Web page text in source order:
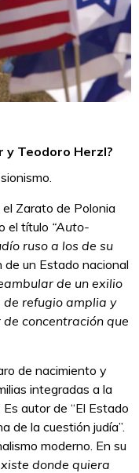
y Teodoro Herzl?
Zarato de Polonia
el título “Auto-
ruso a los de su
un Estado nacional
de un exilio
refugio amplia y
concentración que
de nacimiento y
integradas a la
autor de “El Estado
de la cuestión judía”.
moderno. En su
donde quiera